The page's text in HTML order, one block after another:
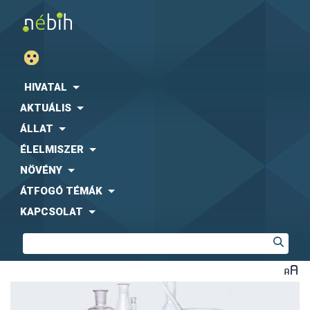
HIVATAL
AKTUÁLIS
ÁLLAT
ÉLELMISZER
NÖVÉNY
ÁTFOGÓ TÉMÁK
KAPCSOLAT